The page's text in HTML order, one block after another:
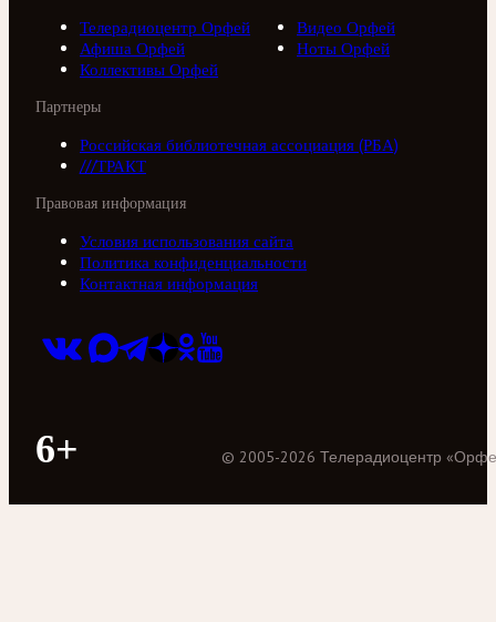
Телерадиоцентр Орфей
Видео Орфей
Афиша Орфей
Ноты Орфей
Коллективы Орфей
Партнеры
Российская библиотечная ассоциация (РБА)
///ТРАКТ
Правовая информация
Условия использования сайта
Политика конфиденциальности
Контактная информация
6+ © 2005-2026 Телерадиоцентр